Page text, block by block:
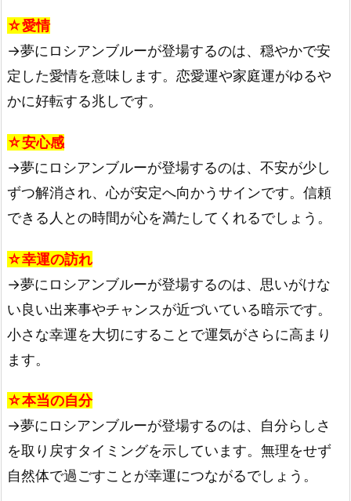
☆愛情
→夢にロシアンブルーが登場するのは、穏やかで安
定した愛情を意味します。恋愛運や家庭運がゆるや
かに好転する兆しです。
☆安心感
→夢にロシアンブルーが登場するのは、不安が少し
ずつ解消され、心が安定へ向かうサインです。信頼
できる人との時間が心を満たしてくれるでしょう。
☆幸運の訪れ
→夢にロシアンブルーが登場するのは、思いがけな
い良い出来事やチャンスが近づいている暗示です。
小さな幸運を大切にすることで運気がさらに高まり
ます。
☆本当の自分
→夢にロシアンブルーが登場するのは、自分らしさ
を取り戻すタイミングを示しています。無理をせず
自然体で過ごすことが幸運につながるでしょう。